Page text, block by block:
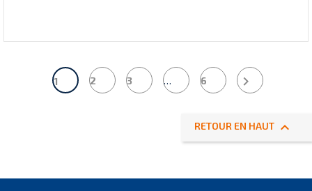
1 2 3 … 6 
RETOUR EN HAUT 